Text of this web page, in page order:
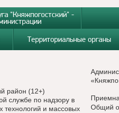
"Княжпогостский" -
Территориальные органы
район (12+)
службе по надзору в
и массовых
Общий